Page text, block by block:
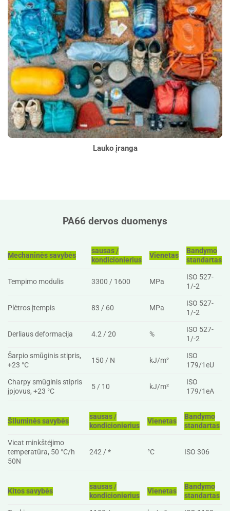
Lauko įranga
PA66 dervos duomenys
Mechaninės savybės
sausas /
kondicionierius
Vienetas
Bandymo
standartas
Tempimo modulis 3300 / 1600 MPa
ISO 527-
1/-2
Plėtros įtempis 83 / 60 MPa
ISO 527-
1/-2
Derliaus deformacija 4.2 / 20 %
ISO 527-
1/-2
Šarpio smūginis stipris,
+23 °C
150 / N kJ/m²
ISO
179/1eU
Charpy smūginis stipris
įpjovus, +23 °C
5 / 10 kJ/m²
ISO
179/1eA
Šiluminės savybės
sausas /
kondicionierius
Vienetas
Bandymo
standartas
Vicat minkštėjimo
temperatūra, 50 °C/h
50N
242 / * °C ISO 306
Kitos savybės
sausas /
kondicionierius
Vienetas
Bandymo
standartas